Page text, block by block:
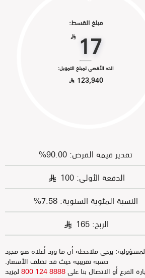
مبلغ القسط:
17
§
الحد الأقصى لمبلغ التمويل:
123,940
§
تقدير قيمة القرض: 90.00%
الدفعة الأولى:
§
100
النسبة المئوية السنوية: 7.58%
الربح:
§ 165
يرجى ملاحظة أن ما ورد أعلاه هو مجرد
حسبه تقريبيه حيث قد تختلف الأسعار.
الفرع أو الاتصال بنا على8888 124 800 لمزيد